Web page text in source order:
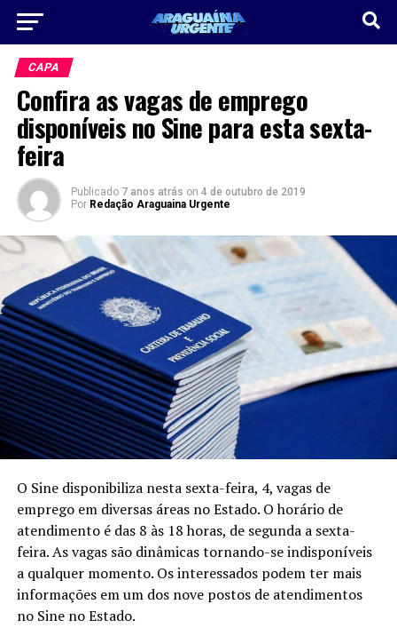
CAPA
Confira as vagas de emprego
disponíveis no Sine para esta sexta-
feira
Publicado 7 anos atrás on 4 de outubro de 2019
Por Redação Araguaina Urgente
O Sine disponibiliza nesta sexta-feira, 4, vagas de
emprego em diversas áreas no Estado. O horário de
atendimento é das 8 às 18 horas, de segunda a sexta-
feira. As vagas são dinâmicas tornando-se indisponíveis
a qualquer momento. Os interessados podem ter mais
informações em um dos nove postos de atendimentos
no Sine no Estado.